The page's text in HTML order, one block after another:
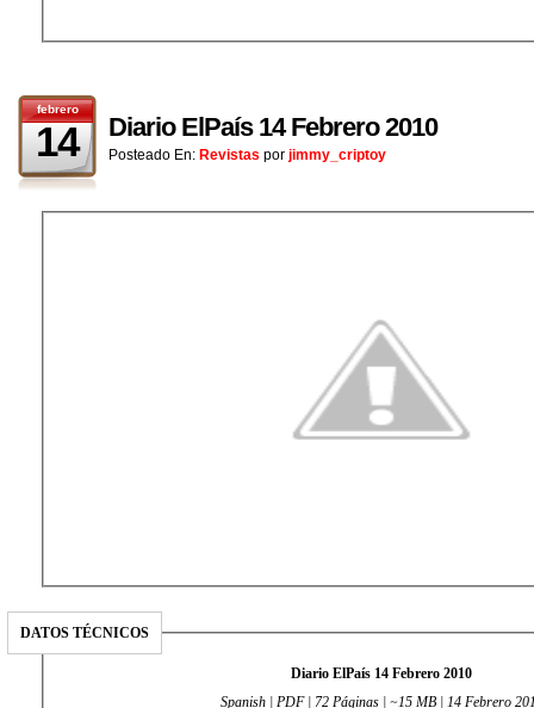
febrero
14 Diario ElPaís 14 Febrero 2010
Posteado En: Revistas por jimmy_criptoy
DATOS TÉCNICOS
Diario ElPaís 14 Febrero 2010
Spanish | PDF | 72 Páginas | ~15 MB | 14 Febrero